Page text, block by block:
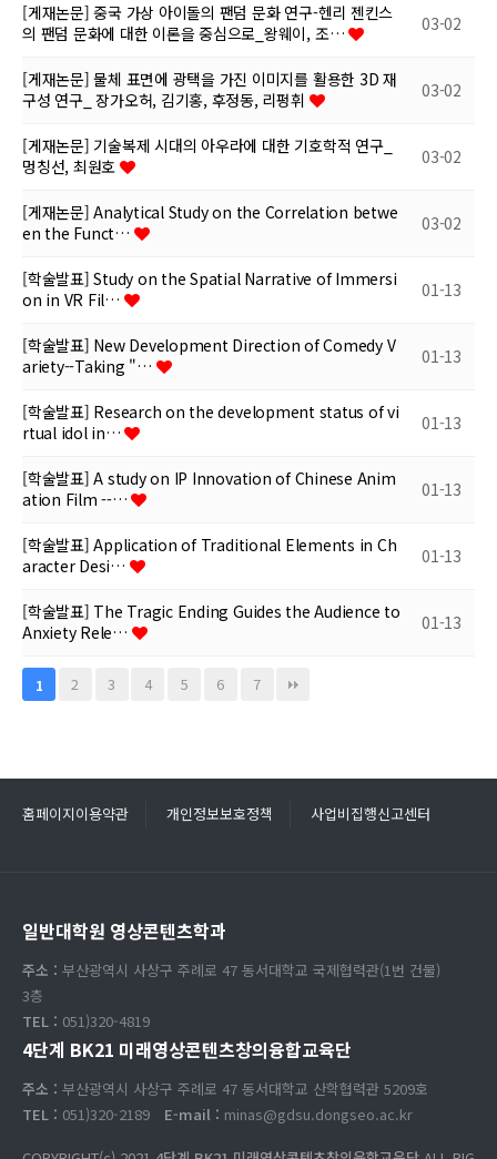
[게재논문] 중국 가상 아이돌의 팬덤 문화 연구-헨리 젠킨스
의 팬덤 문화에 대한 이론을 중심으로_왕웨이, 조…
03-02
[게재논문] 물체 표면에 광택을 가진 이미지를 활용한 3D 재
구성 연구_ 장가오허, 김기홍, 후정동, 리펑휘
03-02
[게재논문] 기술복제 시대의 아우라에 대한 기호학적 연구_
멍칭선, 최원호
03-02
[게재논문] Analytical Study on the Correlation betwe
en the Funct…
03-02
[학술발표] Study on the Spatial Narrative of Immersi
on in VR Fil…
01-13
[학술발표] New Development Direction of Comedy V
ariety--Taking "…
01-13
[학술발표] Research on the development status of vi
rtual idol in…
01-13
[학술발표] A study on IP Innovation of Chinese Anim
ation Film --…
01-13
[학술발표] Application of Traditional Elements in Ch
aracter Desi…
01-13
[학술발표] The Tragic Ending Guides the Audience to
Anxiety Rele…
01-13
1 2 3 4 5 6 7
홈페이지이용약관 개인정보보호정책 사업비집행신고센터
일반대학원 영상콘텐츠학과
주소 : 부산광역시 사상구 주례로 47 동서대학교 국제협력관(1번 건물)
3층
TEL : 051)320-4819
4단계 BK21 미래영상콘텐츠창의융합교육단
주소 : 부산광역시 사상구 주례로 47 동서대학교 산학협력관 5209호
TEL : 051)320-2189 E-mail : minas@gdsu.dongseo.ac.kr